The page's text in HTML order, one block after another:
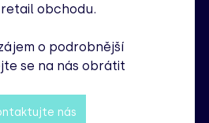
obchodu.
o podrobnější
se na nás obrátit
nás